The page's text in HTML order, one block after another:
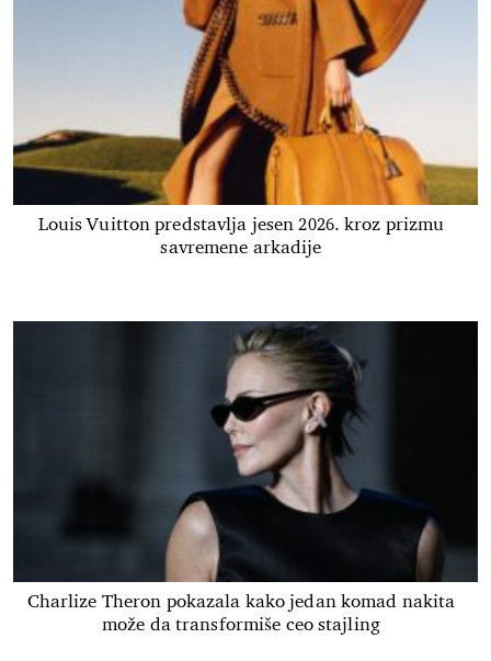
Louis Vuitton predstavlja jesen 2026. kroz prizmu
savremene arkadije
Charlize Theron pokazala kako jedan komad nakita
može da transformiše ceo stajling